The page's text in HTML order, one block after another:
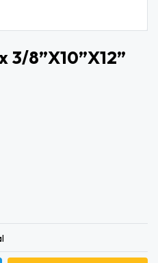
3/8”x10”x12”